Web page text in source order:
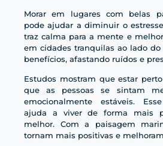
Morar em lugares com belas
pode ajudar a diminuir o
traz calma para a mente e
em cidades tranquilas ao lado
benefícios, afastando ruídos e
Estudos mostram que estar
que as pessoas se sintam
emocionalmente estáveis.
ajuda a viver de forma mais
melhor. Com a paisagem
tornam mais positivas e